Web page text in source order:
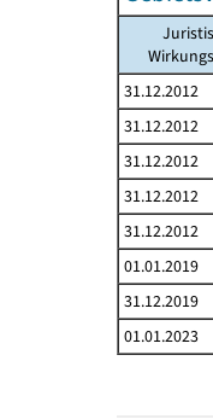
31.12.2012
31.12.2012
31.12.2012
31.12.2012
31.12.2012
01.01.2019
31.12.2019
01.01.2023